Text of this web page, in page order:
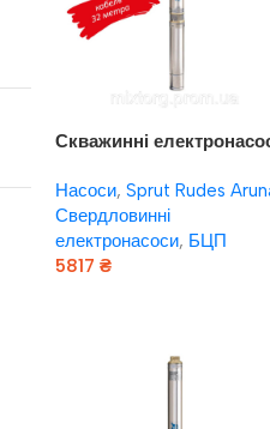
Скважинні
“Насоси+” БЦП 1,8-50У*
(кабель 32 м, сталевий
трос підвіса)
Насоси, Sprut Rudes
Свердловинні
електронасоси, БЦП
5817 ₴